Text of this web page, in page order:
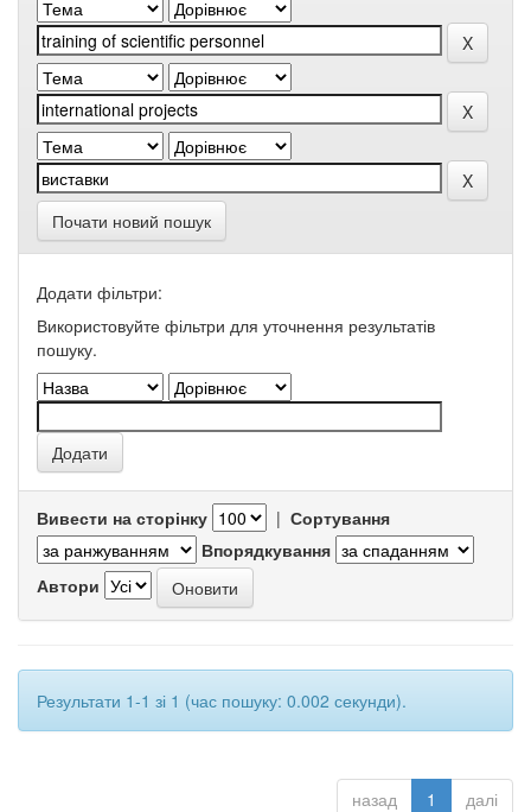
Почати новий пошук
Додати фільтри:
Використовуйте фільтри для уточнення результатів
пошуку.
Вивести на сторінку | Сортування
Впорядкування
Автори
Результати 1-1 зі 1 (час пошуку: 0.002 секунди).
назад 1 далі